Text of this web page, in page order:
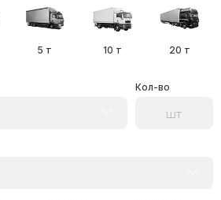
5 т 10 т 20 т
Кол-во